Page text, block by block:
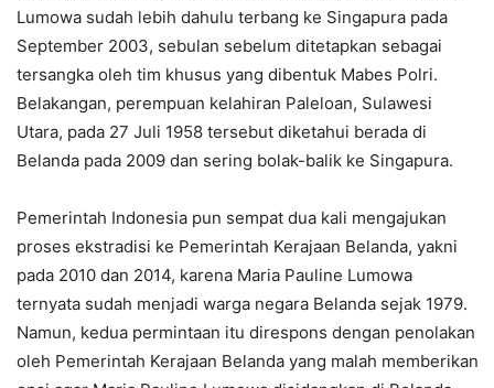
Lumowa sudah lebih dahulu terbang ke Singapura pada
September 2003, sebulan sebelum ditetapkan sebagai
tersangka oleh tim khusus yang dibentuk Mabes Polri.
Belakangan, perempuan kelahiran Paleloan, Sulawesi
Utara, pada 27 Juli 1958 tersebut diketahui berada di
Belanda pada 2009 dan sering bolak-balik ke Singapura.
Pemerintah Indonesia pun sempat dua kali mengajukan
proses ekstradisi ke Pemerintah Kerajaan Belanda, yakni
pada 2010 dan 2014, karena Maria Pauline Lumowa
ternyata sudah menjadi warga negara Belanda sejak 1979.
Namun, kedua permintaan itu direspons dengan penolakan
oleh Pemerintah Kerajaan Belanda yang malah memberikan